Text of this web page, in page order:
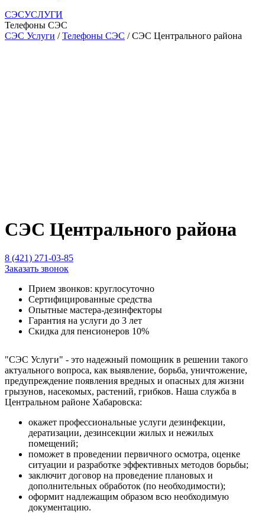
СЭСУСЛУГИ
Телефоны СЭС
СЭС Услуги /Телефоны СЭС / СЭС Центрального района
СЭС Центрального района
8 (421) 271-03-85
Заказать звонок
Прием звонков: круглосуточно
Сертифицированные средства
Опытные мастера-дезинфекторы
Гарантия на услуги до 3 лет
Скидка для пенсионеров 10%
"СЭС Услуги" - это надежный помощник в решении такого
актуального вопроса, как выявление, борьба, уничтожение,
предупреждение появления вредных и опасных для жизни
грызунов, насекомых, растений, грибков. Наша служба в
Центральном районе Хабаровска:
окажет профессиональные услуги дезинфекции,
дератизации, дезинсекции жилых и нежилых
помещений;
поможет в проведении первичного осмотра, оценке
ситуации и разработке эффективных методов борьбы;
заключит договор на проведение плановых и
дополнительных обработок (по необходимости);
оформит надлежащим образом всю необходимую
документацию.